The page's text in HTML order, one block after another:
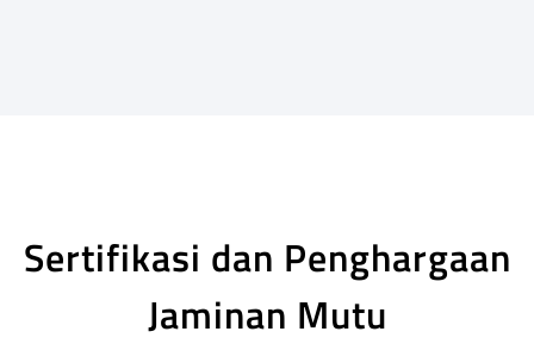
Sertifikasi dan Penghargaan
Jaminan Mutu